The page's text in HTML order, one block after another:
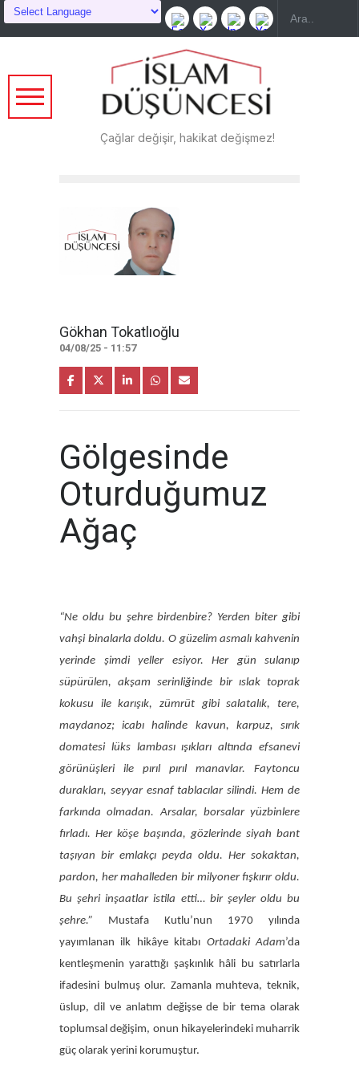
Çağlar değişir, hakikat değişmez!
Gökhan Tokatlıoğlu
04/08/25 - 11:57
Gölgesinde
Oturduğumuz
Ağaç
“Ne oldu bu şehre birdenbire? Yerden biter gibi
vahşi binalarla doldu. O güzelim asmalı kahvenin
yerinde şimdi yeller esiyor. Her gün sulanıp
süpürülen, akşam serinliğinde bir ıslak toprak
kokusu ile karışık, zümrüt gibi salatalık, tere,
maydanoz; icabı halinde kavun, karpuz, sırık
domatesi lüks lambası ışıkları altında efsanevi
görünüşleri ile pırıl pırıl manavlar. Faytoncu
durakları, seyyar esnaf tablacılar silindi. Hem de
farkında olmadan. Arsalar, borsalar yüzbinlere
fırladı. Her köşe başında, gözlerinde siyah bant
taşıyan bir emlakçı peyda oldu. Her sokaktan,
pardon, her mahalleden bir milyoner fışkırır oldu.
Bu şehri inşaatlar istila etti… bir şeyler oldu bu
şehre.” Mustafa Kutlu’nun 1970 yılında
yayımlanan ilk hikâye kitabı Ortadaki Adam’da
kentleşmenin yarattığı şaşkınlık hâli bu satırlarla
ifadesini bulmuş olur. Zamanla muhteva, teknik,
üslup, dil ve anlatım değişse de bir tema olarak
toplumsal değişim, onun hikayelerindeki muharrik
güç olarak yerini korumuştur.